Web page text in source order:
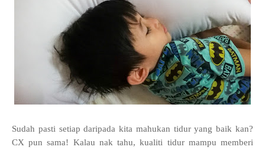
Sudah pasti setiap daripada kita mahukan tidur yang baik kan?
CX pun sama! Kalau nak tahu, kualiti tidur mampu memberi